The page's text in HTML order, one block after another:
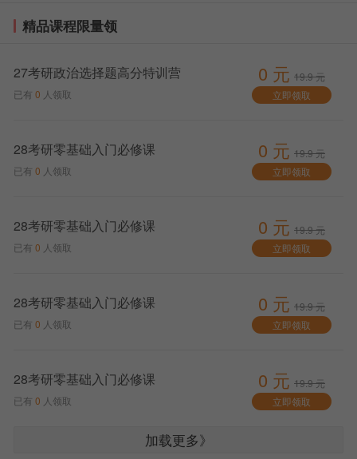
日-10月28日
主要面向应届本科毕业生。部分省份的往届生也可
精品课程限量领
27考研政治选择题高分特训营
已有 0 人领取
0 元 19.9 元
立即领取
28考研零基础入门必修课
已有 0 人领取
0 元 19.9 元
立即领取
28考研零基础入门必修课
已有 0 人领取
0 元 19.9 元
立即领取
28考研零基础入门必修课
已有 0 人领取
0 元 19.9 元
立即领取
28考研零基础入门必修课
已有 0 人领取
0 元 19.9 元
立即领取
加载更多》